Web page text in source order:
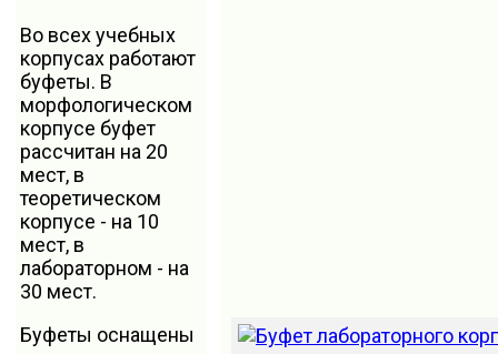
Во всех учебных
корпусах работают
буфеты. В
морфологическом
корпусе буфет
рассчитан на 20
мест, в
теоретическом
корпусе - на 10
мест, в
лабораторном - на
30 мест.
Буфеты оснащены